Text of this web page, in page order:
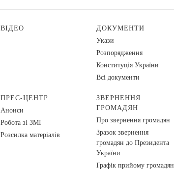
ВІДЕО
ДОКУМЕНТИ
Укази
Розпорядження
Конституція України
Всі документи
ПРЕС-ЦЕНТР
Анонси
Робота зі ЗМІ
Розсилка матеріалів
ЗВЕРНЕННЯ
ГРОМАДЯН
Про звернення громадян
Зразок звернення
громадян до Президента
України
Графік прийому громадян